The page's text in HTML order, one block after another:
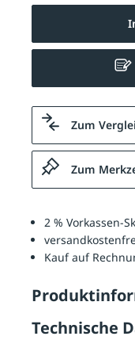
Zum
Zum
2 % Vorkassen-
Kauf auf
Technische